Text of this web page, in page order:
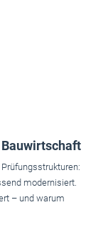
modernisiert.
– und warum